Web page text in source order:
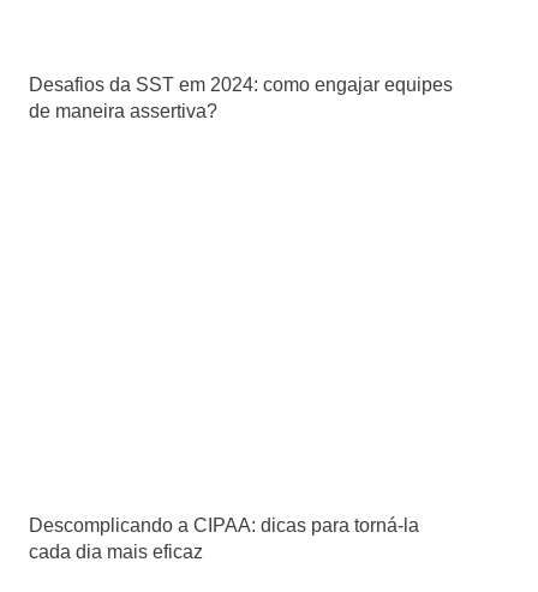
Desafios da SST em 2024: como engajar equipes
de maneira assertiva?
Descomplicando a CIPAA: dicas para torná-la
cada dia mais eficaz